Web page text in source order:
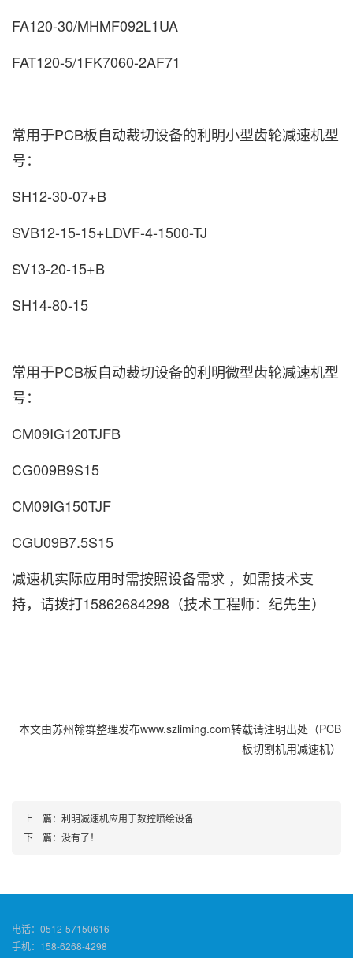
FA120-30/MHMF092L1UA
FAT120-5/1FK7060-2AF71
常用于PCB板自动裁切设备的利明小型齿轮减速机型
号：
SH12-30-07+B
SVB12-15-15+LDVF-4-1500-TJ
SV13-20-15+B
SH14-80-15
常用于PCB板自动裁切设备的利明微型齿轮减速机型
号：
CM09IG120TJFB
CG009B9S15
CM09IG150TJF
CGU09B7.5S15
减速机实际应用时需按照设备需求 ，如需技术支
持，请拨打15862684298（技术工程师：纪先生）
本文由苏州翰群整理发布www.szliming.com转载请注明出处（PCB
板切割机用减速机）
上一篇： 利明减速机应用于数控喷绘设备
下一篇：没有了！
电话：0512-57150616
手机：158-6268-4298